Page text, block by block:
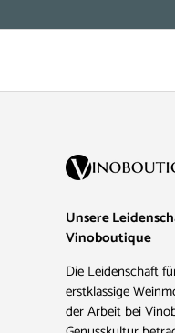
Unsere
Vinoboutique
Die Leidenschaft
erstklassige
der Arbeit bei